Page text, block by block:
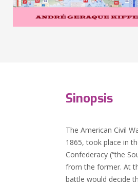
Sinopsis
The American Civil
1865, took place in
Confederacy (“the
from the former. At
battle would decide